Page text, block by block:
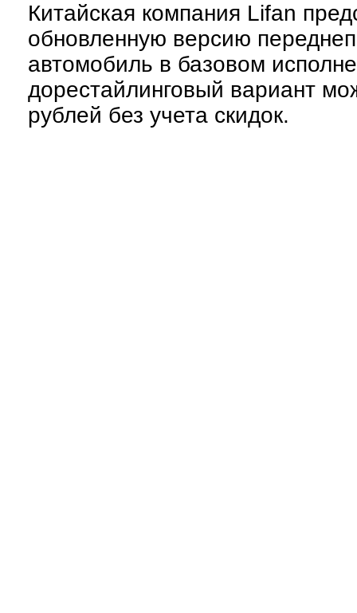
Китайская компания Lifan
обновленную версию
автомобиль в базовом
дорестайлинговый вариант
рублей без учета скидок.